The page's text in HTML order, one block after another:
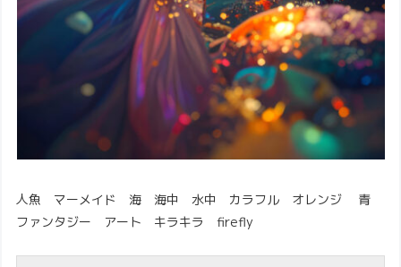
人魚 マーメイド 海 海中 水中 カラフル オレンジ 青
ファンタジー アート キラキラ firefly